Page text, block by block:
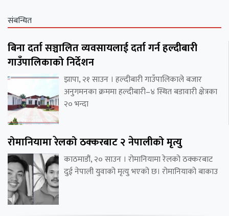
संबन्धित
बिना दर्ता सञ्चालित व्यवसायलाई दर्ता गर्न हल्दीबारी
गाउँपालिकाको निर्देशन
झापा, २१ साउन । हल्दीबारी गाउँपालिकाले बजार
अनुगमनका क्रममा हल्दीबारी–४ स्थित बडावारी क्षेत्रका
२० भन्दा
रोमानियामा रेलको ठक्करबाट २ नेपालीको मृत्यु
काठमाडौं, २० साउन । रोमानियामा रेलको ठक्करबाट
दुई नेपाली युवाको मृत्यु भएको छ। रोमानियाको बाकाउ